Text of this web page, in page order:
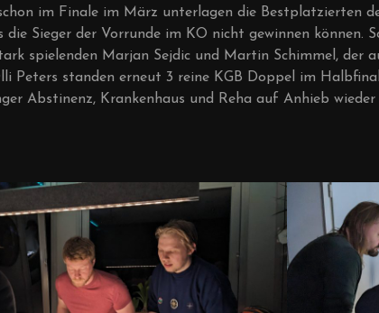
im Finale im März unterlagen die Bestplatzierten
die Sieger der Vorrunde im KO nicht gewinnen können.
spielenden Marjan Sejdic und Martin Schimmel,
Peters standen erneut 3 reine KGB Doppel im
Abstinenz, Krankenhaus und Reha auf Anhieb wieder